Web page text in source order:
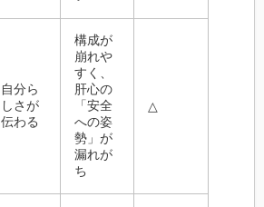
自分ら
しさが
伝わる
構成が
崩れや
すく、
肝心の
「安全
への姿
勢」が
漏れが
ち
△